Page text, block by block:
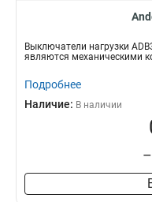
Выключатели нагрузки
являются механическими
Подробнее
Наличие: В наличии
–